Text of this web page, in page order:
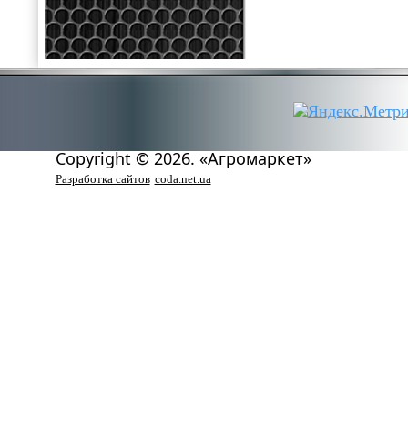
Copyright © 2026. «Агромаркет»
Разработка сайтов coda.net.ua